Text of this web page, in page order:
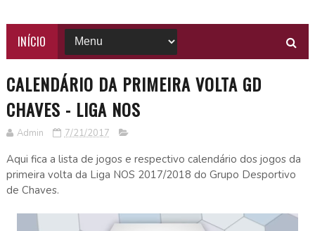
INÍCIO
CALENDÁRIO DA PRIMEIRA VOLTA GD
CHAVES - LIGA NOS
Admin 7/21/2017
Aqui fica a lista de jogos e respectivo calendário dos jogos da
primeira volta da Liga NOS 2017/2018 do Grupo Desportivo
de Chaves.